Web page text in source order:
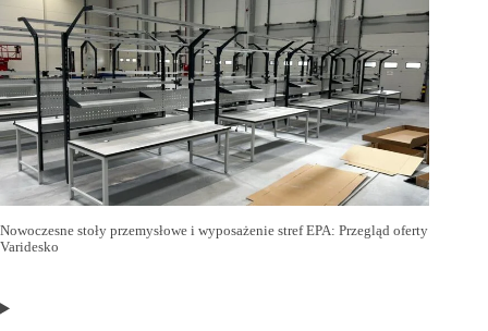
Nowoczesne stoły przemysłowe i wyposażenie stref EPA: Przegląd oferty
Varidesko